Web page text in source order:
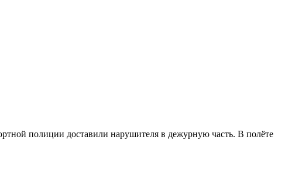
полиции доставили нарушителя в дежурную часть. В полёте